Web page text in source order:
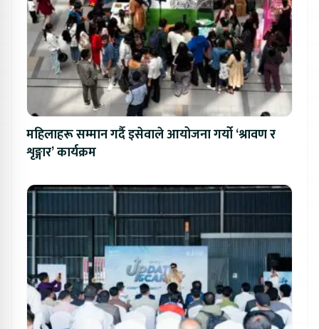
महिलाहरू सम्मान गर्दै इसेवाले आयोजना गर्यो ‘श्रावण र
शृङ्गार’ कार्यक्रम